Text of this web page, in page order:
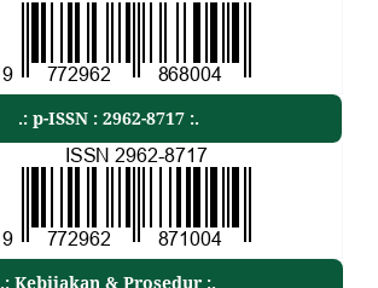
.: p-ISSN : 2962-8717 :.
.: Kebijakan & Prosedur :.